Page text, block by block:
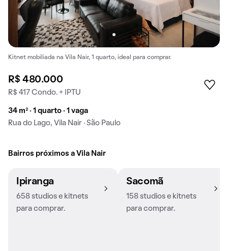
Kitnet mobiliada na Vila Nair, 1 quarto, ideal para comprar.
R$ 480.000
R$ 417 Condo. + IPTU
34 m² · 1 quarto · 1 vaga
Rua do Lago, Vila Nair · São Paulo
Bairros próximos a Vila Nair
Ipiranga
658 studios e kitnets
para comprar.
Sacomã
158 studios e kitnets
para comprar.